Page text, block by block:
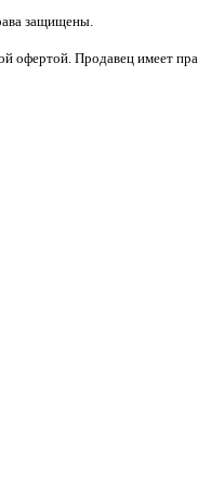
защищены.
Продавец имеет